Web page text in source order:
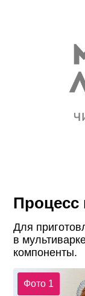
Процесс
Для
в
компоненты.
Фото 1